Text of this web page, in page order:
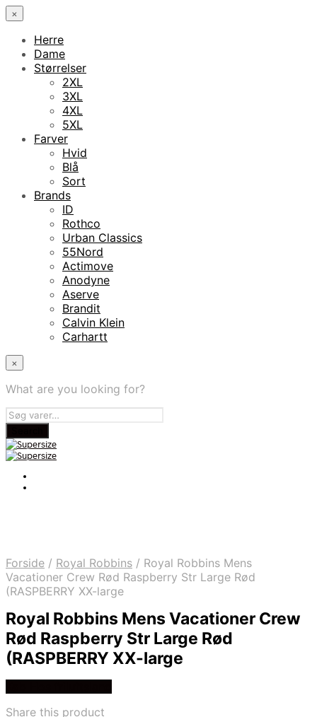
×
Herre
Dame
Størrelser
2XL
3XL
4XL
5XL
Farver
Hvid
Blå
Sort
Brands
ID
Rothco
Urban Classics
55Nord
Actimove
Anodyne
Aserve
Brandit
Calvin Klein
Carhartt
×
What are you looking for?
Forside / Royal Robbins / Royal Robbins Mens
Vacationer Crew Rød Raspberry Str Large Rød
(RASPBERRY XX-large
Royal Robbins Mens Vacationer Crew
Rød Raspberry Str Large Rød
(RASPBERRY XX-large
Share this product